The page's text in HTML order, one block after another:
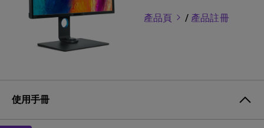
產品頁 / 產品註冊
使用手冊